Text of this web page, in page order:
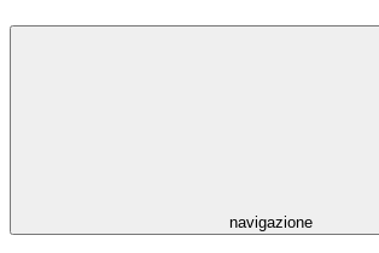
navigazione